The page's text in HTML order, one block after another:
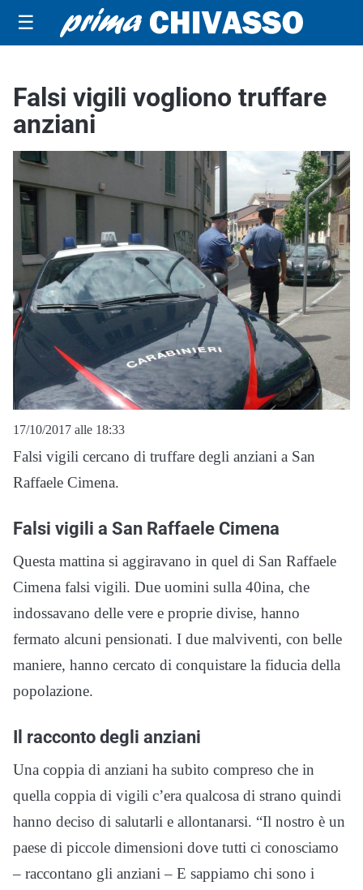
☰
Falsi vigili vogliono truffare
anziani
17/10/2017 alle 18:33
Falsi vigili cercano di truffare degli anziani a San
Raffaele Cimena.
Falsi vigili a San Raffaele Cimena
Questa mattina si aggiravano in quel di San Raffaele
Cimena falsi vigili. Due uomini sulla 40ina, che
indossavano delle vere e proprie divise, hanno
fermato alcuni pensionati. I due malviventi, con belle
maniere, hanno cercato di conquistare la fiducia della
popolazione.
Il racconto degli anziani
Una coppia di anziani ha subito compreso che in
quella coppia di vigili c’era qualcosa di strano quindi
hanno deciso di salutarli e allontanarsi. “Il nostro è un
paese di piccole dimensioni dove tutti ci conosciamo
– raccontano gli anziani – E sappiamo chi sono i